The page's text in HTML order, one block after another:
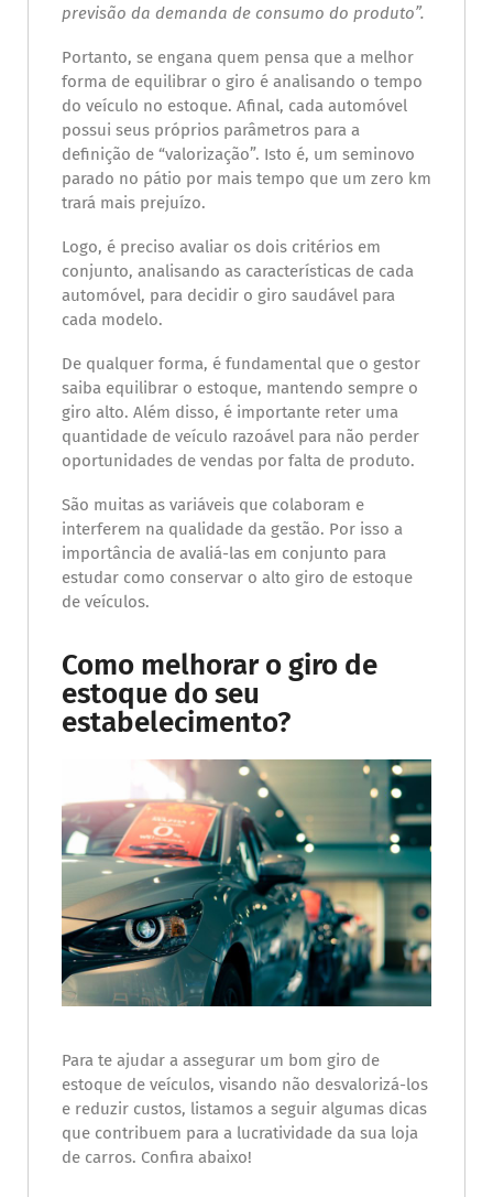
previsão da demanda de consumo do produto”.
Portanto, se engana quem pensa que a melhor
forma de equilibrar o giro é analisando o tempo
do veículo no estoque. Afinal, cada automóvel
possui seus próprios parâmetros para a
definição de “valorização”. Isto é, um seminovo
parado no pátio por mais tempo que um zero km
trará mais prejuízo.
Logo, é preciso avaliar os dois critérios em
conjunto, analisando as características de cada
automóvel, para decidir o giro saudável para
cada modelo.
De qualquer forma, é fundamental que o gestor
saiba equilibrar o estoque, mantendo sempre o
giro alto. Além disso, é importante reter uma
quantidade de veículo razoável para não perder
oportunidades de vendas por falta de produto.
São muitas as variáveis que colaboram e
interferem na qualidade da gestão. Por isso a
importância de avaliá-las em conjunto para
estudar como conservar o alto giro de estoque
de veículos.
Como melhorar o giro de
estoque do seu
estabelecimento?
Para te ajudar a assegurar um bom giro de
estoque de veículos, visando não desvalorizá-los
e reduzir custos, listamos a seguir algumas dicas
que contribuem para a lucratividade da sua loja
de carros. Confira abaixo!